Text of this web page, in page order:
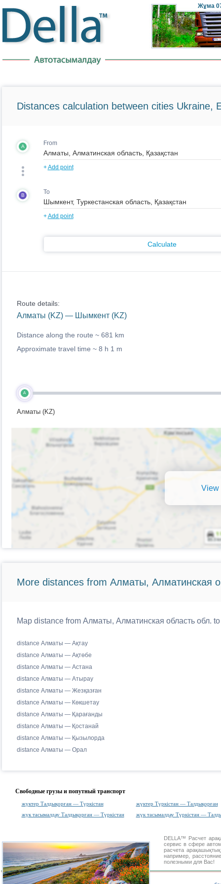
Жұма
Distances calculation between cities Ukraine,
A From
+Add point
B To
+Add point
Calculate
Route details:
Алматы (KZ) — Шымкент (KZ)
Distance along the route ~ 681 km
Approximate travel time ~ 8 h 1 m
A
Алматы (KZ)
View
More distances from Алматы, Алматинская
Map distance from Алматы, Алматинская область обл.
distance Алматы — Ақтау
distance Алматы — Ақтөбе
distance Алматы — Астана
distance Алматы — Атырау
distance Алматы — Жезқазған
distance Алматы — Көкшетау
distance Алматы — Қарағанды
distance Алматы — Қостанай
distance Алматы — Қызылорда
distance Алматы — Орал
Свободные грузы и попутный транспорт
жүктер Талдықорған — Түркістан
жүктер Түркістан — Талдықорған
жүк тасымалдау Талдықорған — Түркістан
жүк тасымалдау Түркістан —
DELLA™ Расчет
сервис в сфере
расчета
например,
полезными для Вас!